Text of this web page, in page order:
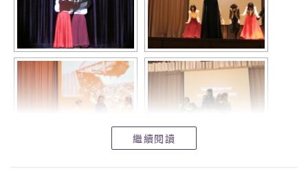
繼續閱讀